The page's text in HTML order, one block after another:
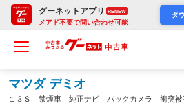
グーネットアプリ RENEW
メアド不要で問い合わせ可能
ダ
マツダ デミオ
１３Ｓ 禁煙車 純正ナビ バックカメラ 衝突被